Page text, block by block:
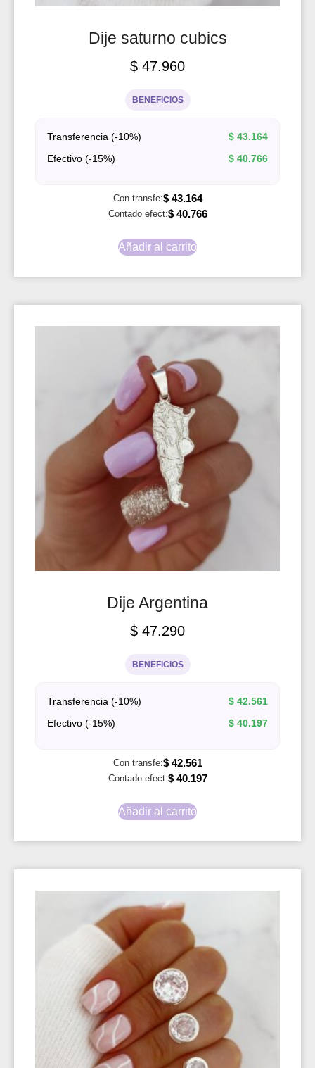
Dije saturno cubics
$ 47.960
BENEFICIOS
Transferencia (-10%) $ 43.164
Efectivo (-15%)
$ 40.766
Con transfe:$43.164
Contado efect:$40.766
Añadir al carrito
Dije Argentina
$ 47.290
BENEFICIOS
Transferencia (-10%) $ 42.561
Efectivo (-15%)
$ 40.197
Con transfe:$42.561
Contado efect:$40.197
Añadir al carrito